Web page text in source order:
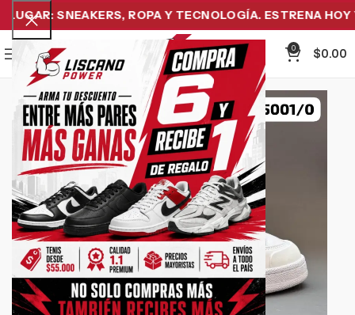
SNEAKERS, ROPA Y TECNOLOGÍA. ESTRENA HOY Y
Menu
0
$0.00
-28%